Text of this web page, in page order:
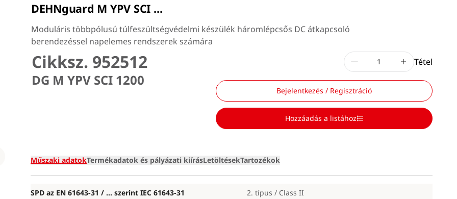
DEHNguard M YPV SCI ...
Moduláris többpólusú túlfeszültségvédelmi készülék háromlépcsős DC átkapcsoló
berendezéssel napelemes rendszerek számára
Cikksz. 952512
DG M YPV SCI 1200
Loading
Tétel
Bejelentkezés / Regisztráció
Hozzáadás a listához
Műszaki adatokTermékadatok és pályázati kiírásLetöltésekTartozékok
SPD az EN 61643-31 / ... szerint IEC 61643-31
2. típus / Class II